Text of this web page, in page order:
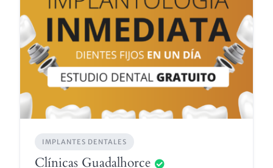
IMPLANTES DENTALES
Clínicas Guadalhorce